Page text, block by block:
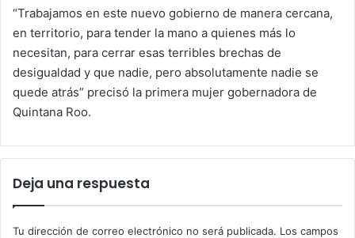
“Trabajamos en este nuevo gobierno de manera cercana,
en territorio, para tender la mano a quienes más lo
necesitan, para cerrar esas terribles brechas de
desigualdad y que nadie, pero absolutamente nadie se
quede atrás” precisó la primera mujer gobernadora de
Quintana Roo.
Deja una respuesta
Tu dirección de correo electrónico no será publicada. Los campos